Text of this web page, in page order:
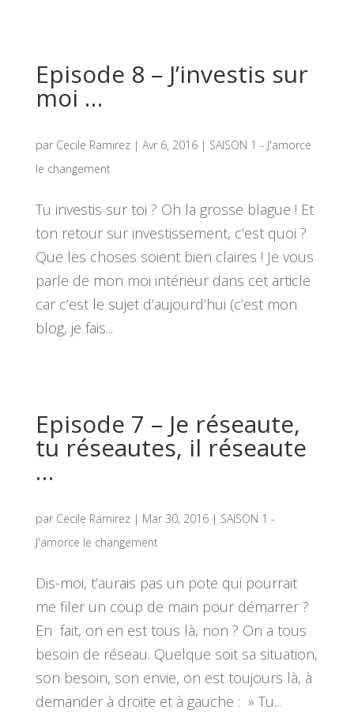
Episode 8 – J’investis sur
moi …
par Cecile Ramirez| Avr 6, 2016| SAISON 1 - J'amorce
le changement
Tu investis sur toi ? Oh la grosse blague ! Et
ton retour sur investissement, c’est quoi ?
Que les choses soient bien claires ! Je vous
parle de mon moi intérieur dans cet article
car c’est le sujet d’aujourd’hui (c’est mon
blog, je fais...
Episode 7 – Je réseaute,
tu réseautes, il réseaute
…
par Cecile Ramirez| Mar 30, 2016| SAISON 1 -
J'amorce le changement
Dis-moi, t’aurais pas un pote qui pourrait
me filer un coup de main pour démarrer ?
En fait, on en est tous là, non ? On a tous
besoin de réseau. Quelque soit sa situation,
son besoin, son envie, on est toujours là, à
demander à droite et à gauche : » Tu...